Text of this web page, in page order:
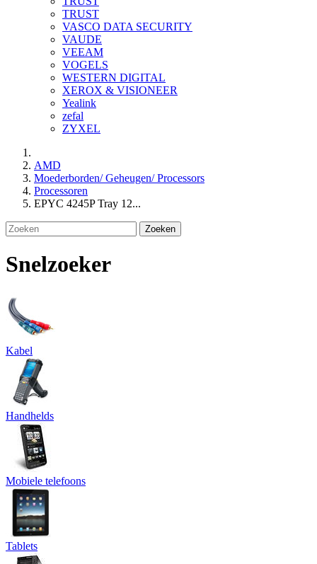
TRUST
VASCO DATA SECURITY
VAUDE
VEEAM
VOGELS
WESTERN DIGITAL
XEROX & VISIONEER
Yealink
zefal
ZYXEL
AMD
Moederborden/ Geheugen/ Processors
Processoren
EPYC 4245P Tray 12...
Zoeken
Snelzoeker
Kabel
Handhelds
Mobiele telefoons
Tablets